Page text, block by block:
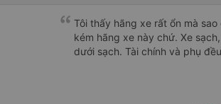
nào, &quot;B Bạn bị sao
bạn vậy?&quot; Bây giờ là
bằng xe bu lông Limousine.
Tôi thấy hãng xe rất ổn mà
kém hãng xe này chứ. Xe sạch, thơm. Tôi thử dựng ghế, bên
dưới sạch. Tài chính và phụ